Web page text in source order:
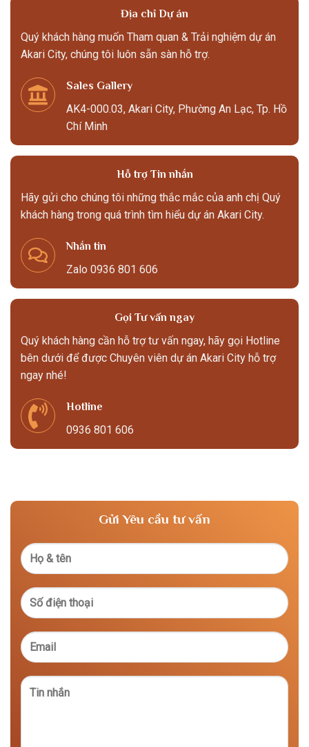
Địa chỉ Dự án
Quý khách hàng muốn Tham quan & Trải nghiệm dự án
Akari City, chúng tôi luôn sẵn sàn hỗ trợ.
Sales Gallery
AK4-000.03, Akari City, Phường An Lạc, Tp. Hồ
Chí Minh
Hỗ trợ Tin nhắn
Hãy gửi cho chúng tôi những thắc mắc của anh chị Quý
khách hàng trong quá trình tìm hiểu dự án Akari City.
Nhắn tin
Zalo 0936 801 606
Gọi Tư vấn ngay
Quý khách hàng cần hỗ trợ tư vấn ngay, hãy gọi Hotline
bên dưới để được Chuyên viên dự án Akari City hỗ trợ
ngay nhé!
Hotline
0936 801 606
Gửi Yêu cầu tư vấn